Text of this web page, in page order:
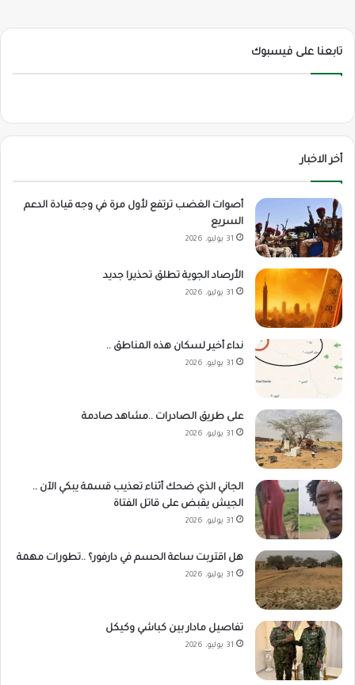
تابعنا على فيسبوك
أخر الاخبار
أصوات الغضب ترتفع لأول مرة في وجه قيادة الدعم
السريع
31 يوليو، 2026
الأرصاد الجوية تطلق تحذيرا جديد
31 يوليو، 2026
نداء أخير لسكان هذه المناطق ..
31 يوليو، 2026
على طريق الصادرات ..مشاهد صادمة
31 يوليو، 2026
الجاني الذي ضحك أثناء تعذيب قسمة يبكي الآن ..
الجيش يقبض على قاتل الفتاة
31 يوليو، 2026
هل اقتربت ساعة الحسم في دارفور؟ ..تطورات مهمة
31 يوليو، 2026
تفاصيل مادار بين كباشي وكيكل
31 يوليو، 2026